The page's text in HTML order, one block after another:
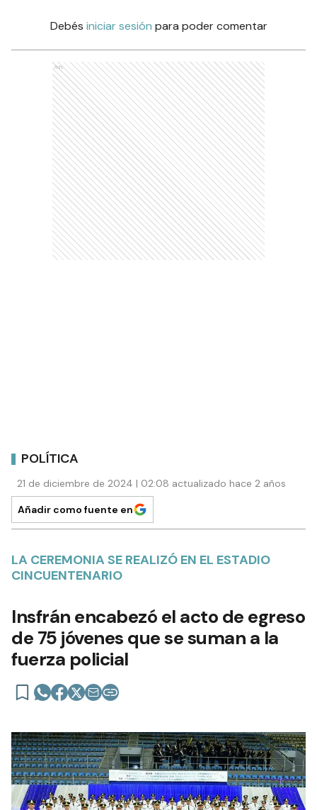
Debés iniciar sesión para poder comentar
Ads
POLÍTICA
21 de diciembre de 2024 | 02:08 actualizado hace 2 años
Añadir como fuente en
LA CEREMONIA SE REALIZÓ EN EL ESTADIO
CINCUENTENARIO
Insfrán encabezó el acto de egreso
de 75 jóvenes que se suman a la
fuerza policial